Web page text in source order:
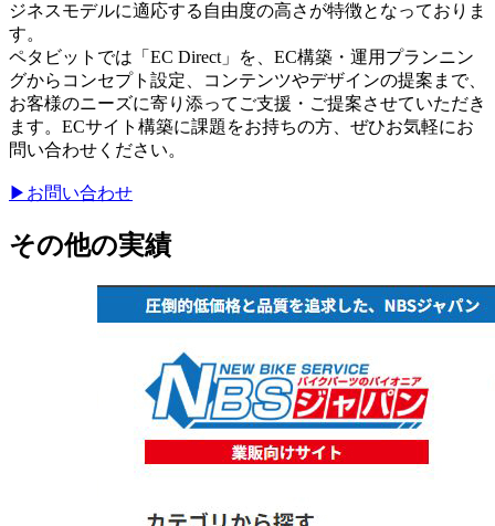
ジネスモデルに適応する自由度の高さが特徴となっておりま
す。
ペタビットでは「EC Direct」を、EC構築・運用プランニン
グからコンセプト設定、コンテンツやデザインの提案まで、
お客様のニーズに寄り添ってご支援・ご提案させていただき
ます。ECサイト構築に課題をお持ちの方、ぜひお気軽にお
問い合わせください。
▶お問い合わせ
その他の実績